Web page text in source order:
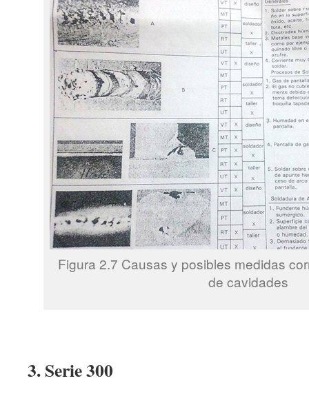
Figura 2.7 Causas y posibles medidas
de cavidades
3. Serie 300